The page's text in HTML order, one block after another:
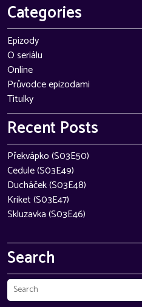
Categories
Epizody
O seriálu
Online
Průvodce epizodami
Titulky
Recent Posts
Překvápko (S03E50)
Cedule (S03E49)
Ducháček (S03E48)
Kriket (S03E47)
Skluzavka (S03E46)
Search